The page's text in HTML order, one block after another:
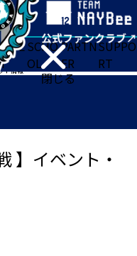
閉じる
SCHO
OL
PARTN
ER
SUPPO
RT
ト情報
】イベント・